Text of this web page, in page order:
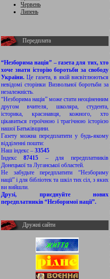
Червень
Липень
Передплата
“Незборима нація” – газета для тих, хто
хоче знати історію боротьби за свободу
України.Це газета, в якій висвітлюються
невідомі сторінки Визвольної боротьби за
незалежність.
“Незборима нація” може стати неоціненним
другом вчителя, школяра, студента,
історика, краєзнавця, кожного, хто
цікавиться героїчною і трагічною історією
нашої Батьківщини.
Газету можна передплатити у будь-якому
відділенні пошти:
Наш індекс – 33545
Індекс87415 – для передплатників
Донецької та Луганської областей.
Не забудьте передплатити “Незбориму
нації” і для бібліотек та шкіл тих сіл, з яких
ви вийшли.
Друзі, приєднуйте нових
передплатників “Незборимої нації”.
Дружні сайти